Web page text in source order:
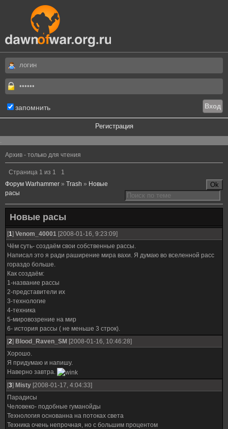
запомнить
Регистрация
.
Архив - только для чтения
Страница 1 из 1
1
Форум Warhammer » Trash » Новые
расы
Новые расы
[1] Venom_40001 [2008-01-16, 9:23:09]
Чём суть- создаём свои собственные рассы.
Написал это я ради раширение мира вахи. Я думаю во вселенной расс
гораздо больше.
Как создаём:
1-название рассы
2-представители их
3-технологие
4-техника
5-мировозрение на мир
6- история рассы ( не меньше 3 строк).
[2] Blood_Raven_SM [2008-01-16, 10:46:28]
Хорошо.
Я придумаю и напишу.
Наверно завтра.
[3] Misty [2008-01-17, 4:04:33]
Парадисы
Человеко- подобные гуманойды
Технология основанна на потоках света
Техника очень непрочная, но с большим процентом